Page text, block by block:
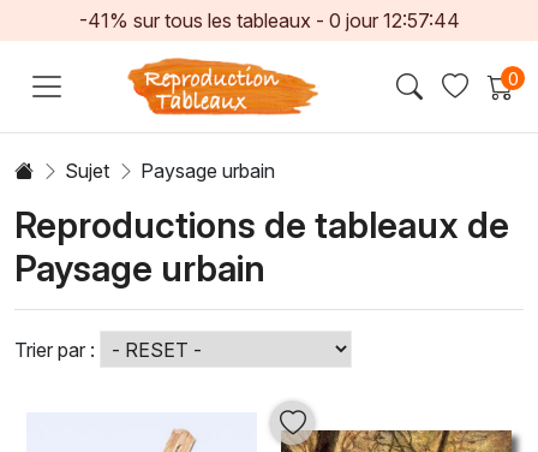
-41% sur tous les tableaux -0 jour 12:57:42
0
Sujet Paysage urbain
Reproductions de tableaux de
Paysage urbain
Trier par :